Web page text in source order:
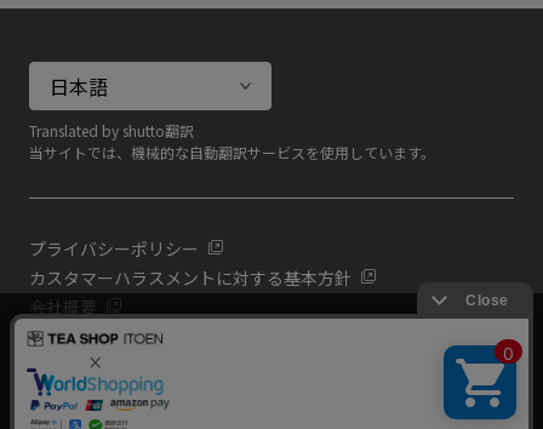
Translated by shutto翻訳
当サイトでは、機械的な自動翻訳サービスを使用しています。
プライバシーポリシー
カスタマーハラスメントに対する基本方針
会社概要
共通規約
よくある質問（共通）
当サイトでは利用体験の向上およびコンテンツの最適な提供、ト
ラフィックの分析を目的としてCookieを使用しています。
サイトの閲覧を継続された場合、Cookieの利用に同意したものと
いたします。